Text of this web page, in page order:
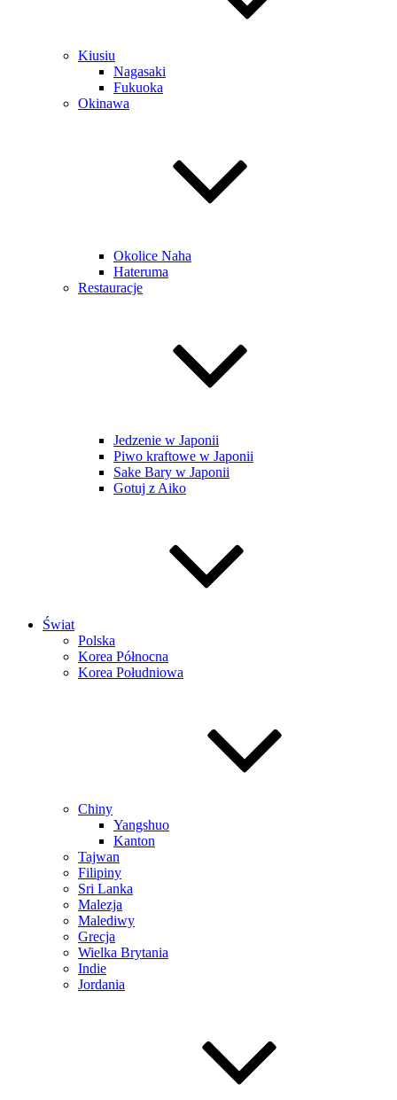
Kiusiu
Nagasaki
Fukuoka
Okinawa
Okolice Naha
Hateruma
Restauracje
Jedzenie w Japonii
Piwo kraftowe w Japonii
Sake Bary w Japonii
Gotuj z Aiko
Świat
Polska
Korea Północna
Korea Południowa
Chiny
Yangshuo
Kanton
Tajwan
Filipiny
Sri Lanka
Malezja
Malediwy
Grecja
Wielka Brytania
Indie
Jordania